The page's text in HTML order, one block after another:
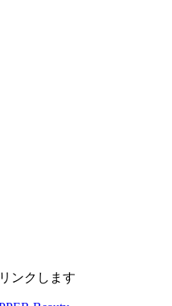
ンクします